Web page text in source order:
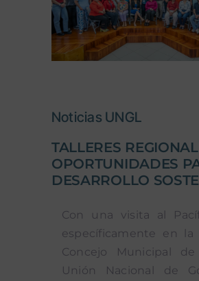
Noticias UNGL
TALLERES
OPORTUNIDADES
DESARROLLO
Con una visita al
específicamente en la
Concejo Municipal
Unión Nacional de